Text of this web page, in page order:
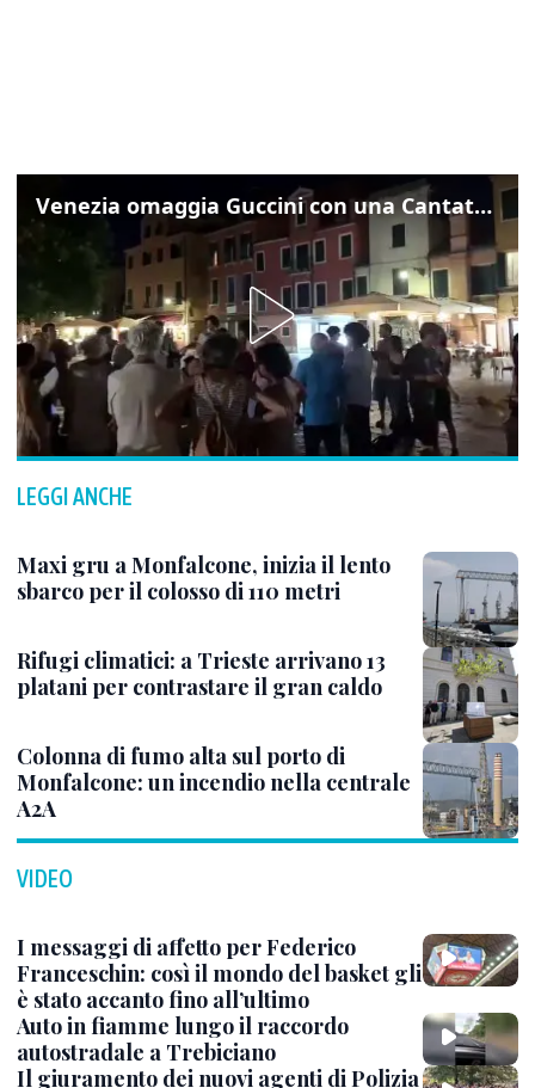
Venezia omaggia Guccini con una Cantata Anarchica in campo Santa Margherita
LEGGI ANCHE
Maxi gru a Monfalcone, inizia il lento
sbarco per il colosso di 110 metri
Rifugi climatici: a Trieste arrivano 13
platani per contrastare il gran caldo
Colonna di fumo alta sul porto di
Monfalcone: un incendio nella centrale
A2A
VIDEO
I messaggi di affetto per Federico
Franceschin: così il mondo del basket gli
è stato accanto fino all’ultimo
Auto in fiamme lungo il raccordo
autostradale a Trebiciano
Il giuramento dei nuovi agenti di Polizia